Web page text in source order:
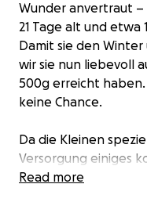
Wunder anvertraut –
21 Tage alt und etwa
Damit sie den
wir sie nun liebevoll
500g erreicht
keine Chance.
Da die Kleinen
Versorgung einiges
Unterstützung.
Read more